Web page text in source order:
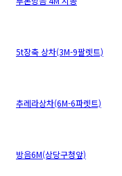
5t장축 상차(3M-9팔렛트)
추레라상차(6M-6파렛트)
방음6M(상당구청앞)